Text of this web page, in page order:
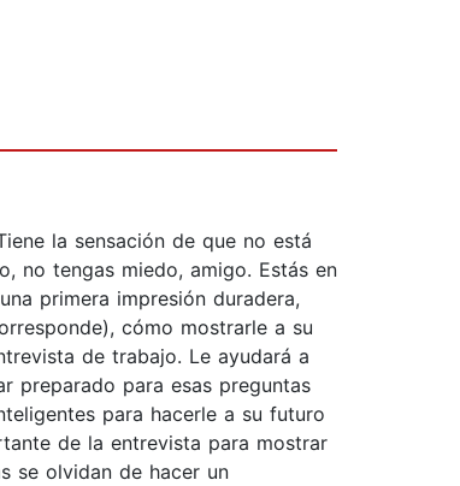
la sensación de que no está
no tengas miedo, amigo. Estás en
primera impresión duradera,
cómo mostrarle a su
de trabajo. Le ayudará a
preparado para esas preguntas
para hacerle a su futuro
de la entrevista para mostrar
se olvidan de hacer un